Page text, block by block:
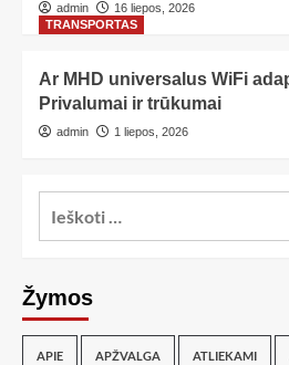
admin
16 liepos, 2026
TRANSPORTAS
Ar MHD universalus WiFi
Privalumai ir trūkumai
admin 1 liepos, 2026
Žymos
APIE APŽVALGA ATLIEKAMI